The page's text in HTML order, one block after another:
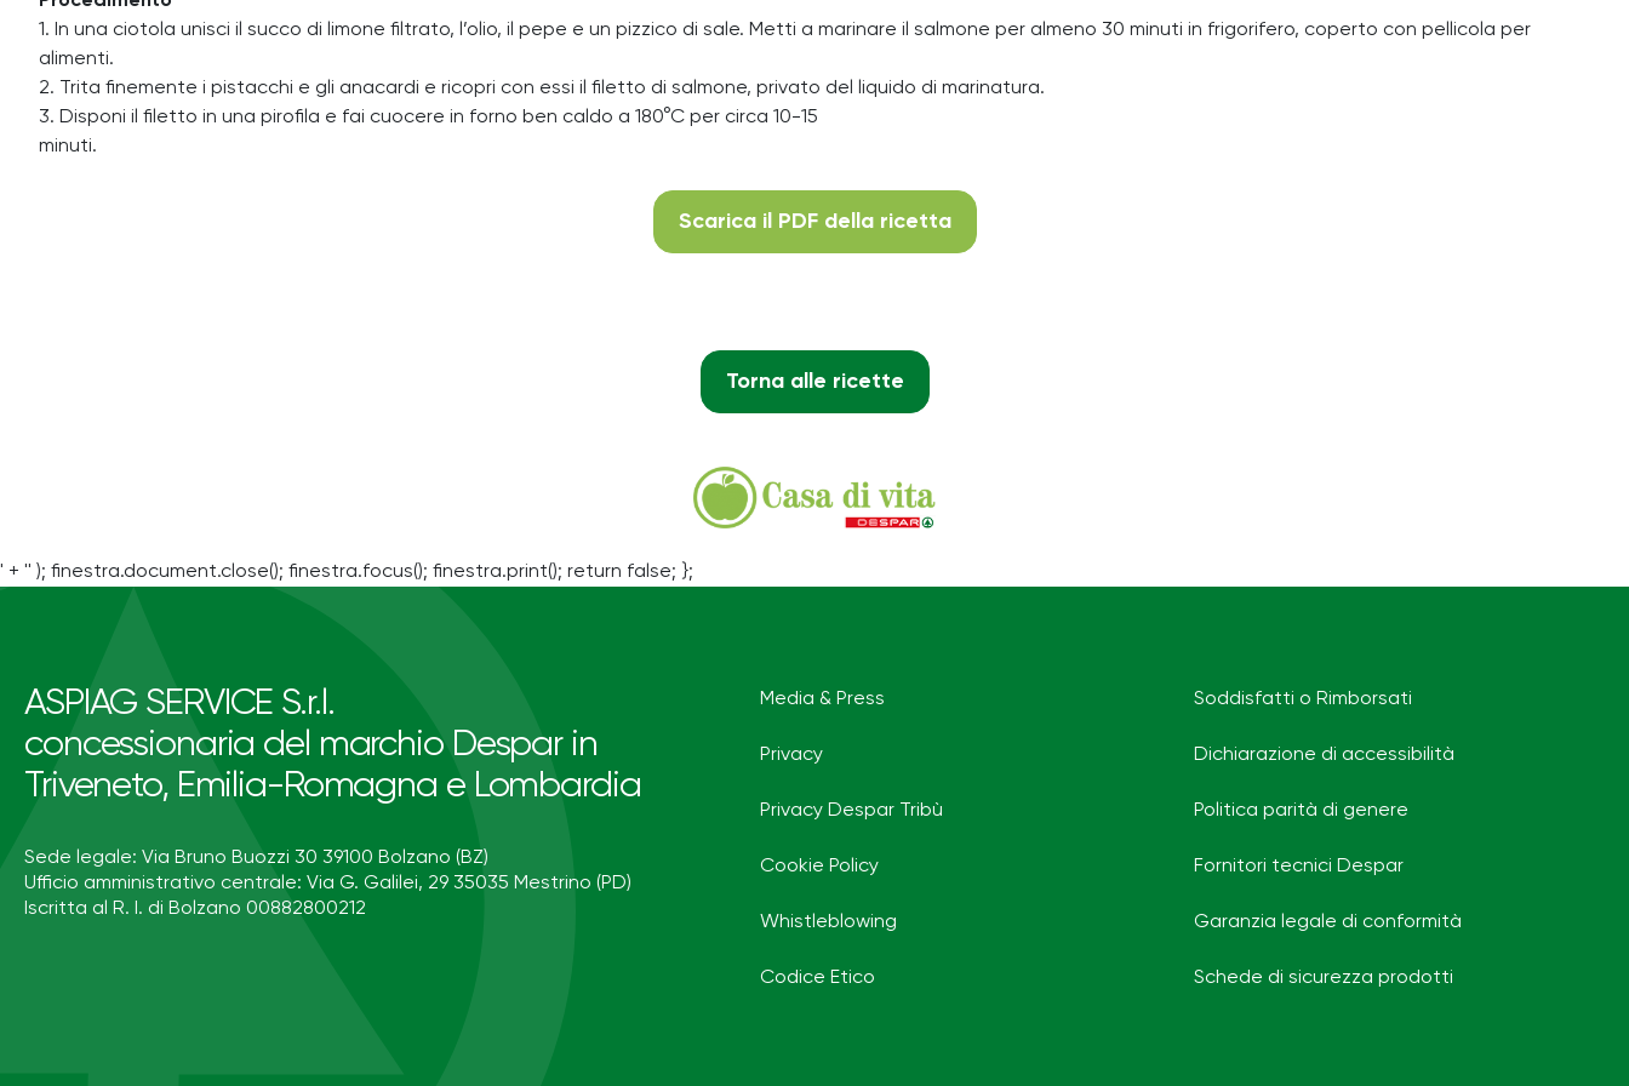
1. In una ciotola unisci il succo di limone filtrato, l’olio, il pepe e un pizzico di sale. Metti a marinare il salmone per almeno 30 minuti in frigorifero, coperto con pellicola per
alimenti.
2. Trita finemente i pistacchi e gli anacardi e ricopri con essi il filetto di salmone, privato del liquido di marinatura.
3. Disponi il filetto in una pirofila e fai cuocere in forno ben caldo a 180°C per circa 10-15
minuti.
Scarica il PDF della ricetta
Torna alle ricette
' + '' ); finestra.document.close(); finestra.focus(); finestra.print(); return false; };
ASPIAG SERVICE S.r.l.
concessionaria del marchio Despar in
Triveneto, Emilia-Romagna e Lombardia
Sede legale: Via Bruno Buozzi 30 39100 Bolzano (BZ)
Ufficio amministrativo centrale: Via G. Galilei, 29 35035 Mestrino (PD)
Iscritta al R. I. di Bolzano 00882800212
Media & Press
Privacy
Privacy Despar Tribù
Cookie Policy
Whistleblowing
Codice Etico
Soddisfatti o Rimborsati
Dichiarazione di accessibilità
Politica parità di genere
Fornitori tecnici Despar
Garanzia legale di conformità
Schede di sicurezza prodotti